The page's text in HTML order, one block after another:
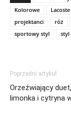
Kolorowe
Lacoste
projektanci
róż
sportowy styl
styl
Poprzedni artykuł
Orzeźwiający
limonka i cytryna